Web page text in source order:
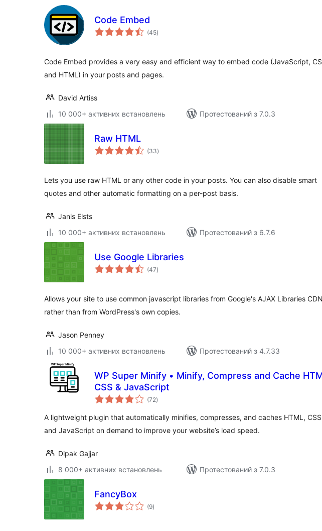
Code Embed
(45загальний
рейтинг
)
Code Embed provides a very easy and efficient way to embed code (JavaScript,
and HTML) in your posts and pages.
David Artiss
10 000+ активних встановлень
Протестований з 7.0.3
Raw HTML
(33загальний
рейтинг
)
Lets you use raw HTML or any other code in your posts. You can also disable smart
quotes and other automatic formatting on a per-post basis.
Janis Elsts
10 000+ активних встановлень
Протестований з 6.7.6
Use Google Libraries
(47загальний
рейтинг
)
Allows your site to use common javascript libraries from Google's AJAX Libraries
rather than from WordPress's own copies.
Jason Penney
10 000+ активних встановлень
Протестований з 4.7.33
WP Super Minify • Minify, Compress and Cache
CSS & JavaScript
(72загальний
рейтинг
)
A lightweight plugin that automatically minifies, compresses, and caches HTML,
and JavaScript on demand to improve your website’s load speed.
Dipak Gajjar
8 000+ активних встановлень
Протестований з 7.0.3
FancyBox
(9загальний
рейтинг
)